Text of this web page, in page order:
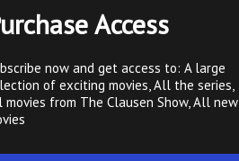
Access
now and get access to: A large
of exciting movies, All the series,
movies from The Clausen Show, All new